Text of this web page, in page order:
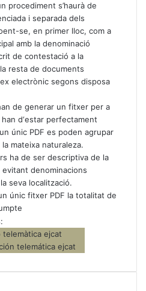
procediment s’haurà de
i separada dels
se, en primer lloc, com a
amb la denominació
de contestació a la
resta de documents
electrònic segons disposa
de generar un fitxer per a
d‘estar perfectament
únic PDF es poden agrupar
mateixa naturaleza.
ha de ser descriptiva de la
denominacions
seva localització.
únic fitxer PDF la totalitat de
ejcat
telemática ejcat